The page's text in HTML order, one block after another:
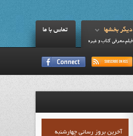
ديگر بخشها
فيلم،معرفي کتاب و غيره
تماس با ما
آخرين بروز رساني چهارشنبه